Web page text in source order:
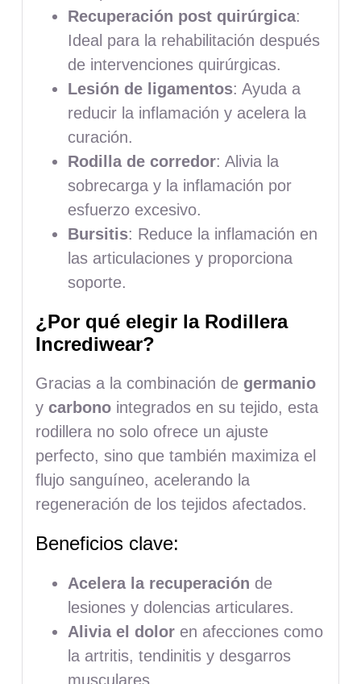
Recuperación post quirúrgica:
Ideal para la rehabilitación después
de intervenciones quirúrgicas.
Lesión de ligamentos: Ayuda a
reducir la inflamación y acelera la
curación.
Rodilla de corredor: Alivia la
sobrecarga y la inflamación por
esfuerzo excesivo.
Bursitis: Reduce la inflamación en
las articulaciones y proporciona
soporte.
¿Por qué elegir la Rodillera
Incrediwear?
Gracias a la combinación de germanio
y carbonointegrados en su tejido, esta
rodillera no solo ofrece un ajuste
perfecto, sino que también maximiza el
flujo sanguíneo, acelerando la
regeneración de los tejidos afectados.
Beneficios clave:
Acelera la recuperación de
lesiones y dolencias articulares.
Alivia el doloren afecciones como
la artritis, tendinitis y desgarros
musculares.